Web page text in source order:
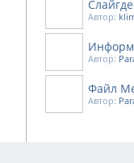
Автор:
Автор:
Файл
Автор: